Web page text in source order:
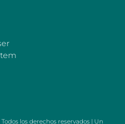
los derechos reservados | Un